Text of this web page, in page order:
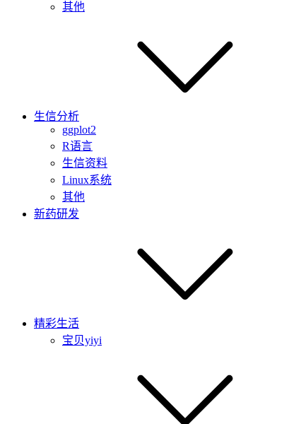
其他
生信分析
ggplot2
R语言
生信资料
Linux系统
其他
新药研发
精彩生活
宝贝yiyi